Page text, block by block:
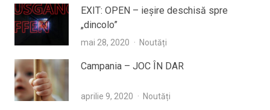
EXIT: OPEN – ieşire deschisă spre
„dincolo”
mai 28, 2020 Noutăți
Campania – JOC ÎN DAR
aprilie 9, 2020 Noutăți